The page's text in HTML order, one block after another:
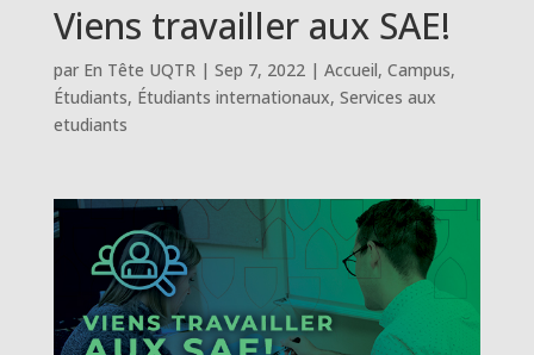
Viens travailler aux SAE!
par En Tête UQTR| Sep 7, 2022| Accueil, Campus,
Étudiants, Étudiants internationaux, Services aux
etudiants